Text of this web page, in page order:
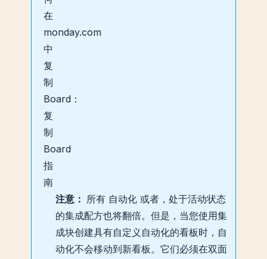
注意： 所有 自动化 或者，处于活动状态
的集成配方也将翻倍。但是，当您使用集
成块创建具有自定义自动化的看板时，自
动化不会移动到新看板。它们必须在双面